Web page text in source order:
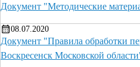
Документ "Методические
08.07.2020
Документ "Правила обработки
Воскресенск Московской